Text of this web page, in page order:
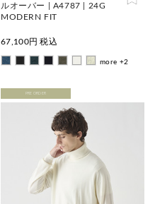
ルオーバー | A4787 | 24G
MODERN FIT
67,100円 税込
more +2
PRE ORDER